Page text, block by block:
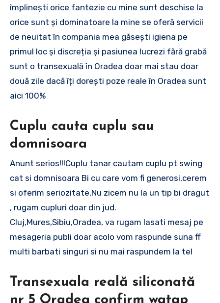
împlinești orice fantezie cu mine sunt deschise la
orice sunt și dominatoare la mine se oferă servicii
de neuitat în compania mea găsești igiena pe
primul loc și discreția și pasiunea lucrezi fără grabă
sunt o transexuală în Oradea doar mai stau doar
două zile dacă îți dorești poze reale în Oradea sunt
aici 100%
Cuplu cauta cuplu sau
domnisoara
Anunt serios!!!Cuplu tanar cautam cuplu pt swing
cat si domnisoara Bi cu care vom fi generosi,cerem
si oferim seriozitate,Nu zicem nu la un tip bi dragut
, rugam cupluri doar din jud.
Cluj,Mures,Sibiu,Oradea, va rugam lasati mesaj pe
mesageria publi doar acolo vom raspunde suna ff
multi barbati singuri si nu mai raspundem la tel
Transexuala reală siliconată
nr 5 Oradea confirm watap